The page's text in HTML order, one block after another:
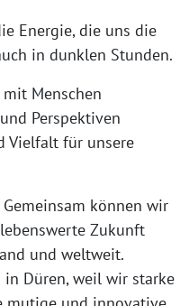
Energie, die uns die
in dunklen Stunden.
Menschen
Perspektiven
Vielfalt für unsere
können wir
Zukunft
und weltweit.
Düren, weil wir starke